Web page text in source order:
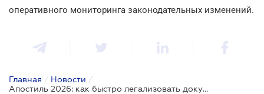
оперативного мониторинга законодательных изменений.
Главная / Новости /
Апостиль 2026: как быстро легализовать документы по новым правилам